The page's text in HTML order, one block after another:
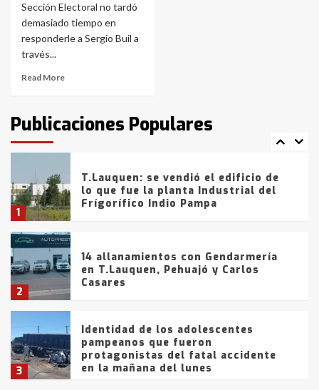
Sección Electoral no tardó
demasiado tiempo en
responderle a Sergio Buil a
través...
Read More
Publicaciones Populares
6
La Bolsa de Cereales de Bahía
Blanca anticipa que Agosto vendrá
con lluvias y heladas, en gran parte
fueron detenidos por
comercialización de drogas en la
tarde del sábado
1
T.Lauquen: se vendió el edificio de
lo que fue la planta Industrial del
Frígorífico Indio Pampa
2
14 allanamientos con Gendarmería
en T.Lauquen, Pehuajó y Carlos
Casares
3
Identidad de los adolescentes
pampeanos que fueron
protagonistas del fatal accidente
en la mañana del lunes